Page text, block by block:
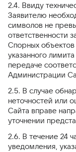
2.4. Ввиду
Заявителю
символов не
ответственности
Спорных
указанного
передаче
Администрации
2.5. В случае
неточностей или
Сайта вправе
уточнении
2.6. В течение 24
уведомления,